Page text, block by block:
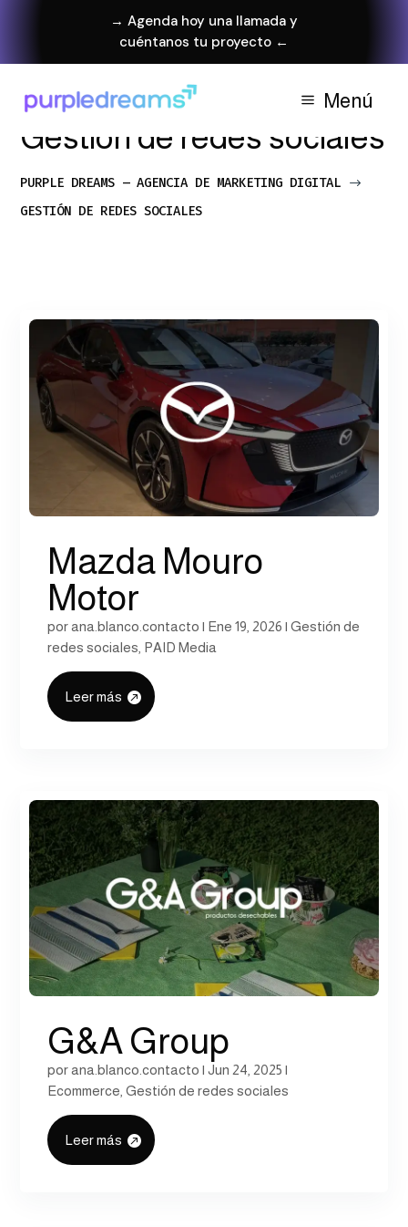
→ Agenda hoy una llamada y
cuéntanos tu proyecto ←
Menú
Gestión de redes sociales
PURPLE DREAMS – AGENCIA DE MARKETING DIGITAL $
GESTIÓN DE REDES SOCIALES
Mazda Mouro
Motor
porana.blanco.contacto | Ene 19, 2026 |Gestión de
redes sociales PAID Media
Leer más
G&A Group
porana.blanco.contacto |Jun 24, 2025 |
Ecommerce,Gestión de redes sociales
Leer más